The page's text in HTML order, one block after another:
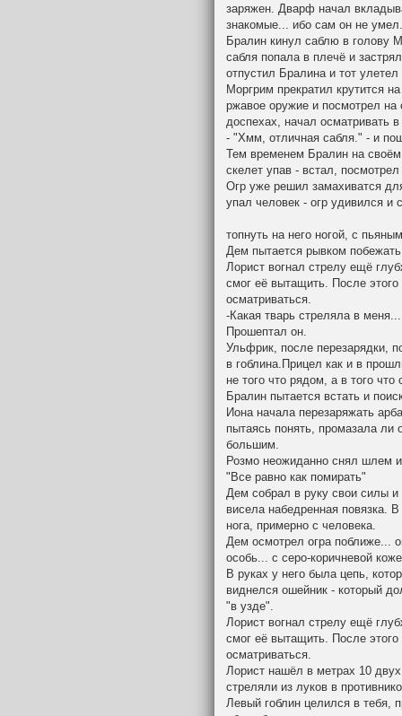
заряжен. Дварф начал
знакомые... ибо сам он не умел.
Бралин кинул саблю в голову
сабля попала в плечё и
отпустил Бралина и тот
Моргрим прекратил крутится
ржавое оружие и посмотрел на
доспехах, начал осматривать в
- "Хмм, отличная сабля." - и
Тем временем Бралин на своём
скелет упав - встал,
Огр уже решил замахиватся
упал человек - огр удивился и
топнуть на него ногой, с
Дем пытается рывком побежать
Лорист вогнал стрелу ещё
смог её вытащить. После
осматриваться.
-Какая тварь стреляла в меня...
Прошептал он.
Ульфрик, после перезарядки,
в гоблина.Прицел как и в
не того что рядом, а в того
Бралин пытается встать и
Иона начала перезаряжать
пытаясь понять, промазала ли
большим.
Розмо неожиданно снял шлем
"Все равно как помирать"
Дем собрал в руку свои силы и
висела набедренная повязка.
нога, примерно с человека.
Дем осмотрел огра поближе...
особь... с серо-коричневой
В руках у него была цепь,
виднелся ошейник - который
"в узде".
Лорист вогнал стрелу ещё
смог её вытащить. После
осматриваться.
Лорист нашёл в метрах 10
стреляли из луков в
Левый гоблин целился в тебя,